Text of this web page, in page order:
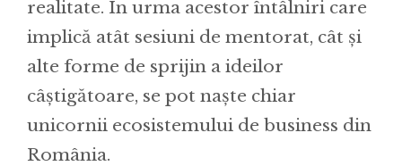
realitate. În urma acestor întâlniri care
implică atât sesiuni de mentorat, cât și
alte forme de sprijin a ideilor
câștigătoare, se pot naște chiar
unicornii ecosistemului de business din
România.